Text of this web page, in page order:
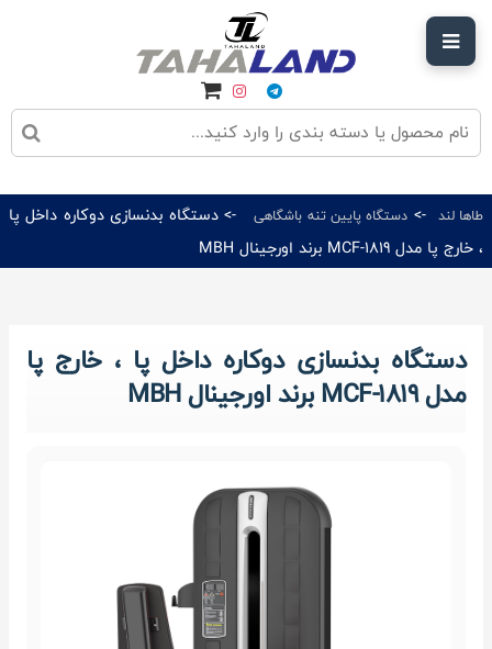
طاها لند -> دستگاه پایین‌ تنه باشگاهی-> دستگاه بدنسازی دوکاره داخل پا
، خارج پا مدل MCF-1819 برند اورجینال MBH
دستگاه بدنسازی دوکاره داخل پا ، خارج پا
مدل MCF-1819 برند اورجینال MBH